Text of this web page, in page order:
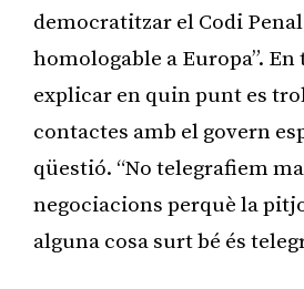
democratitzar el Codi
homologable a Europa”.
explicar en quin punt es
contactes amb el govern
qüestió. “No telegrafiem
negociacions perquè la
alguna cosa surt bé és